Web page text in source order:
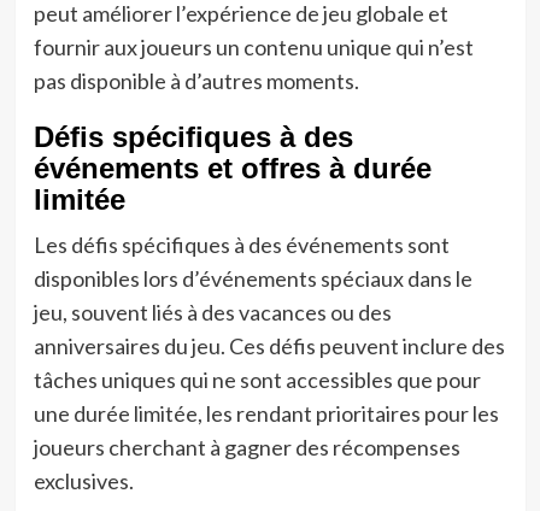
peut améliorer l’expérience de jeu globale et
fournir aux joueurs un contenu unique qui n’est
pas disponible à d’autres moments.
Défis spécifiques à des
événements et offres à durée
limitée
Les défis spécifiques à des événements sont
disponibles lors d’événements spéciaux dans le
jeu, souvent liés à des vacances ou des
anniversaires du jeu. Ces défis peuvent inclure des
tâches uniques qui ne sont accessibles que pour
une durée limitée, les rendant prioritaires pour les
joueurs cherchant à gagner des récompenses
exclusives.